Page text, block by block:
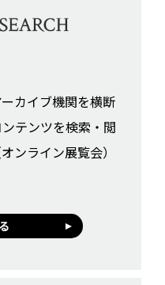
カイブ機関を横断
テンツを検索・閲
ンライン展覧会）